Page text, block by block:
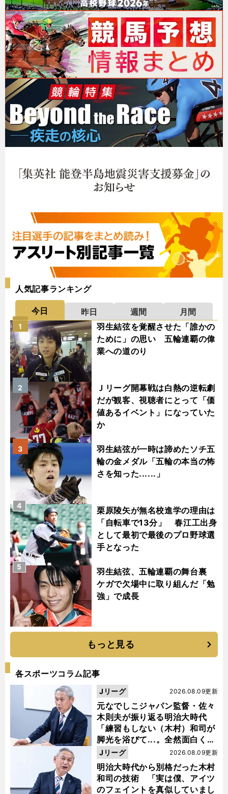
人気記事ランキング
今日 昨日 週間
月間
羽生結弦を覚醒させた「誰かの
ために」の思い 五輪連覇の偉
業への道のり
1
Ｊリーグ開幕戦は白熱の逆転劇
だが観客、視聴者にとって「価
値あるイベント」になっていた
か
2
羽生結弦が一時は諦めたソチ五
輪の金メダル「五輪の本当の怖
さを知った......」
3
栗原陵矢が無名校進学の理由は
「自転車で13分」 春江工出身
として最初で最後のプロ野球選
手となった
4
羽生結弦、五輪連覇の舞台裏
ケガで欠場中に取り組んだ「勉
強」で成長
5
もっと見る
各スポーツコラム記事
元なでしこジャパン監督・佐々
木則夫が振り返る明治大時代
「練習もしない（木村）和司が
脚光を浴びて...。全然面白くな
い４年間でした」
2026.08.09更新
Jリーグ
明治大時代から別格だった木村
和司の技術 「実は僕、アイツ
のフェイントを真似していまし
2026.08.09更新
Jリーグ